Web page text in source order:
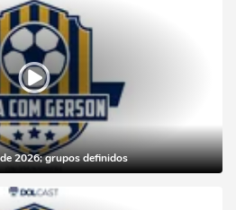
2026; grupos definidos